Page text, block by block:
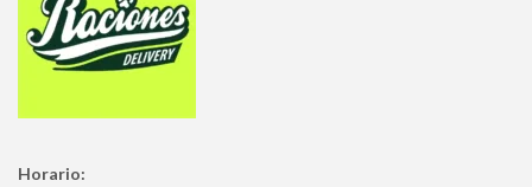
Horario: